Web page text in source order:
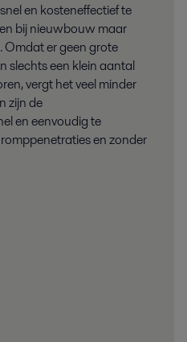
en kosteneffectief te
bij nieuwbouw maar
er geen grote
slechts een klein aantal
vergt het veel minder
zijn de
en eenvoudig te
en zonder